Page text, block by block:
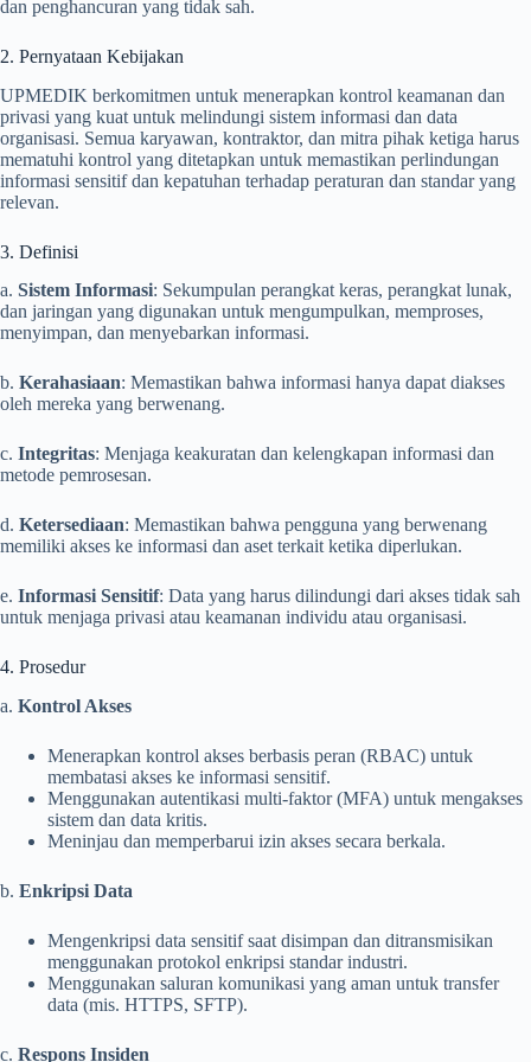
dan penghancuran yang tidak sah.
2. Pernyataan Kebijakan
UPMEDIK berkomitmen untuk menerapkan kontrol keamanan dan
privasi yang kuat untuk melindungi sistem informasi dan data
organisasi. Semua karyawan, kontraktor, dan mitra pihak ketiga harus
mematuhi kontrol yang ditetapkan untuk memastikan perlindungan
informasi sensitif dan kepatuhan terhadap peraturan dan standar yang
relevan.
3. Definisi
a. Sistem Informasi: Sekumpulan perangkat keras, perangkat lunak,
dan jaringan yang digunakan untuk mengumpulkan, memproses,
menyimpan, dan menyebarkan informasi.
b. Kerahasiaan: Memastikan bahwa informasi hanya dapat diakses
oleh mereka yang berwenang.
c. Integritas: Menjaga keakuratan dan kelengkapan informasi dan
metode pemrosesan.
d. Ketersediaan: Memastikan bahwa pengguna yang berwenang
memiliki akses ke informasi dan aset terkait ketika diperlukan.
e. Informasi Sensitif: Data yang harus dilindungi dari akses tidak sah
untuk menjaga privasi atau keamanan individu atau organisasi.
4. Prosedur
a. Kontrol Akses
Menerapkan kontrol akses berbasis peran (RBAC) untuk
membatasi akses ke informasi sensitif.
Menggunakan autentikasi multi-faktor (MFA) untuk mengakses
sistem dan data kritis.
Meninjau dan memperbarui izin akses secara berkala.
b. Enkripsi Data
Mengenkripsi data sensitif saat disimpan dan ditransmisikan
menggunakan protokol enkripsi standar industri.
Menggunakan saluran komunikasi yang aman untuk transfer
data (mis. HTTPS, SFTP).
c. Respons Insiden